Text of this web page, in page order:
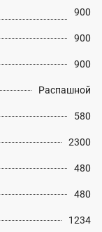
900
900
900
Распашной
580
2300
480
480
1234